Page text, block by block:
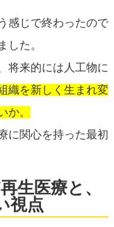
感じで終わったので
した。
将来的には人工物に
織を新しく生まれ変
か。
に関心を持った最初
生医療と、
視点